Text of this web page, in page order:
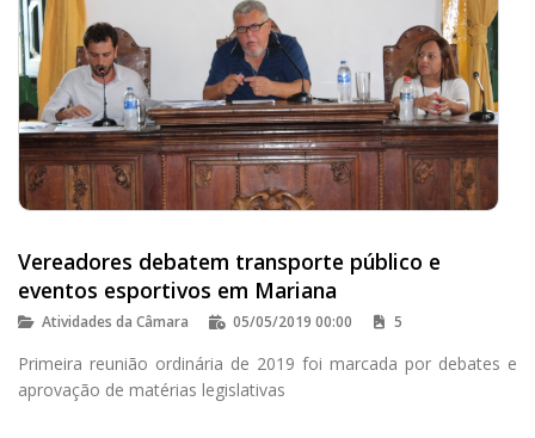
Vereadores debatem transporte público e
eventos esportivos em Mariana
Atividades da Câmara 05/05/2019 00:00 5
Primeira reunião ordinária de 2019 foi marcada por debates e
aprovação de matérias legislativas